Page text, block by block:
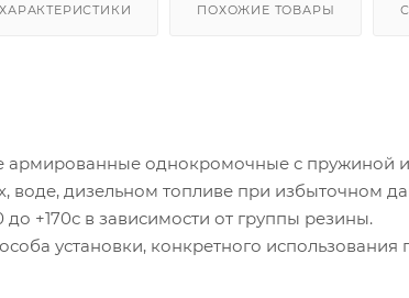
ХАРАКТЕРИСТИКИ ПОХОЖИЕ ТОВАРЫ
однокромочные с пружиной
воде, дизельном топливе при избыточном
до +170с в зависимости от группы резины.
установки, конкретного